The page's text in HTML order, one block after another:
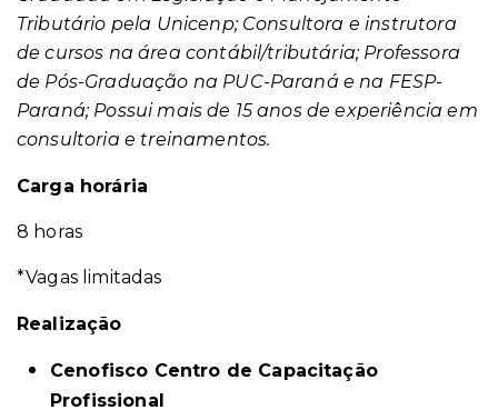
Tributário pela Unicenp; Consultora e instrutora
de cursos na área contábil/tributária; Professora
de Pós-Graduação na PUC-Paraná e na FESP-
Paraná; Possui mais de 15 anos de experiência em
consultoria e treinamentos.
Carga horária
8 horas
*Vagas limitadas
Realização
Cenofisco Centro de Capacitação
Profissional